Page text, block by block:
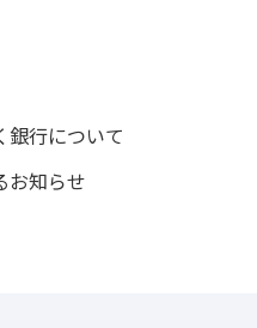
銀行について
お知らせ